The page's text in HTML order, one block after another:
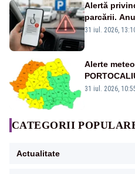
Alertă
parcării.
noi metode
31 iul. 2026,
Alerte
31 iul. 2026,
CATEGORII
Actualitate